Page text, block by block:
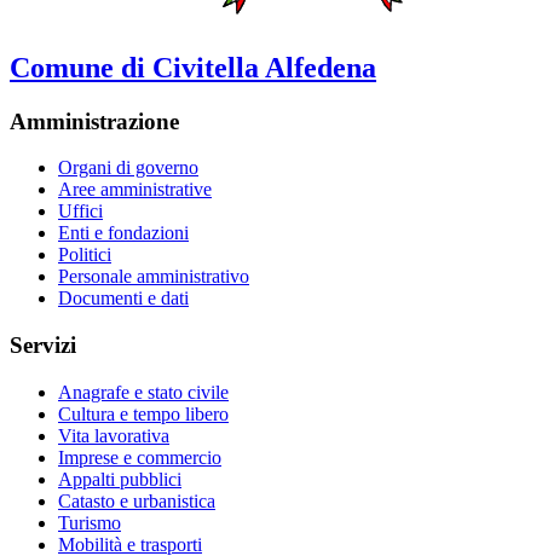
Comune di Civitella Alfedena
Amministrazione
Organi di governo
Aree amministrative
Uffici
Enti e fondazioni
Politici
Personale amministrativo
Documenti e dati
Servizi
Anagrafe e stato civile
Cultura e tempo libero
Vita lavorativa
Imprese e commercio
Appalti pubblici
Catasto e urbanistica
Turismo
Mobilità e trasporti